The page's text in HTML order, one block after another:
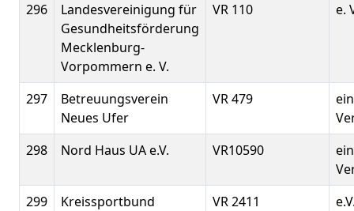
296
Landesvereinigung für
Gesundheitsförderung
Mecklenburg-
Vorpommern e. V.
VR 110 e.
297
Betreuungsverein
Neues Ufer
VR 479
298
Nord Haus UA e.V. VR10590
299
Kreissportbund
VR 2411